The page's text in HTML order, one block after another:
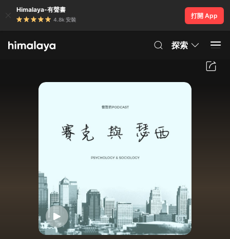
Himalaya-有聲書
4.8k 安裝
打開 App
探索